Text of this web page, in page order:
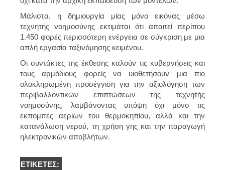
Μάλιστα, η δημιουργία μίας μόνο εικόνας μέσω
τεχνητής νοημοσύνης εκτιμάται ότι απαιτεί περίπου
1.450 φορές περισσότερη ενέργεια σε σύγκριση με μια
απλή εργασία ταξινόμησης κειμένου.
Οι συντάκτες της έκθεσης καλούν τις κυβερνήσεις και
τους αρμόδιους φορείς να υιοθετήσουν μια πιο
ολοκληρωμένη προσέγγιση για την αξιολόγηση των
περιβαλλοντικών επιπτώσεων της τεχνητής
νοημοσύνης, λαμβάνοντας υπόψη όχι μόνο τις
εκπομπές αερίων του θερμοκηπίου, αλλά και την
κατανάλωση νερού, τη χρήση γης και την παραγωγή
ηλεκτρονικών αποβλήτων.
ΕΤΙΚΈΤΕΣ: